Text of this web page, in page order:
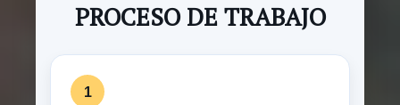
PROCESO DE TRABAJO